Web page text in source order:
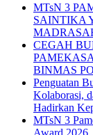
MTsN 3
SAINTIKA
CEGAH
BINMAS
Penguatan
Kolaborasi,
Hadirkan
MTsN 3
Award 2026